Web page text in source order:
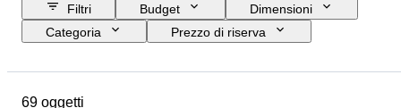
Filtri Budget
Dimensioni
Categoria
Prezzo di riserva
Paese d’origine
69 oggetti